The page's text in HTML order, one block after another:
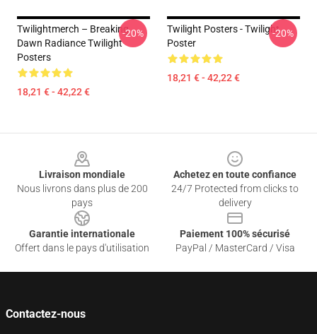
Twilightmerch – Breaking
Dawn Radiance Twilight
Posters
18,21 € - 42,22 €
-20%
Twilight Posters - Twilight
Poster
18,21 € - 42,22 €
-20%
Livraison mondiale
Nous livrons dans plus de 200
pays
Achetez en toute confiance
24/7 Protected from clicks to
delivery
Garantie internationale
Offert dans le pays d'utilisation
Paiement 100% sécurisé
PayPal / MasterCard / Visa
Contactez-nous